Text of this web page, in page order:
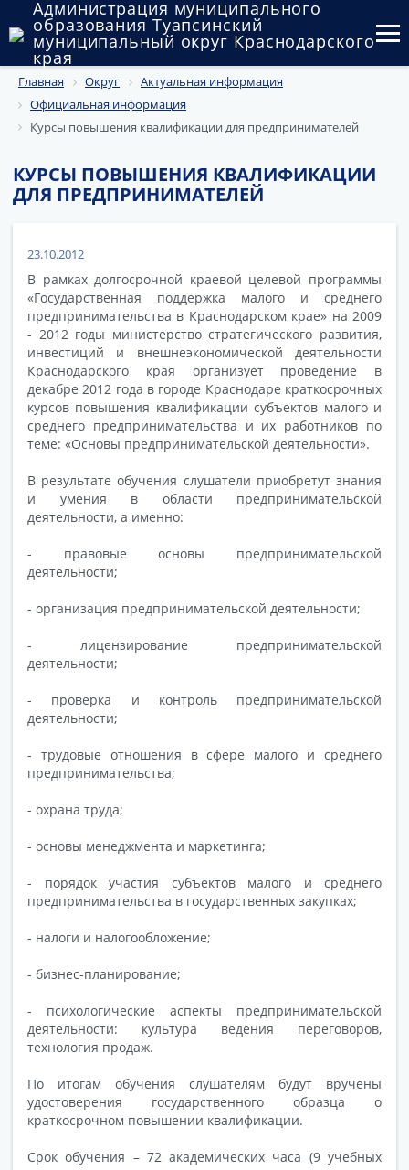
Администрация муниципального
образования Туапсинский
муниципальный округ Краснодарского
края
Округ
Администрация
Муниципальные закупки
Государственный и муниципальный контроль
Муниципальное имущество
Публичные слушания и общественные обсуждения
Документы
Главная Округ
Актуальная информация
Официальная информация
Курсы повышения квалификации для предпринимателей
КУРСЫ ПОВЫШЕНИЯ КВАЛИФИКАЦИИ
ДЛЯ ПРЕДПРИНИМАТЕЛЕЙ
23.10.2012
В рамках долгосрочной краевой целевой программы
«Государственная поддержка малого и среднего
предпринимательства в Краснодарском крае» на 2009
- 2012 годы министерство стратегического развития,
инвестиций и внешнеэкономической деятельности
Краснодарского края организует проведение в
декабре 2012 года в городе Краснодаре краткосрочных
курсов повышения квалификации субъектов малого и
среднего предпринимательства и их работников по
теме: «Основы предпринимательской деятельности».
В результате обучения слушатели приобретут знания
и умения в области предпринимательской
деятельности, а именно:
- правовые основы предпринимательской
деятельности;
- организация предпринимательской деятельности;
- лицензирование предпринимательской
деятельности;
- проверка и контроль предпринимательской
деятельности;
- трудовые отношения в сфере малого и среднего
предпринимательства;
- охрана труда;
- основы менеджмента и маркетинга;
- порядок участия субъектов малого и среднего
предпринимательства в государственных закупках;
- налоги и налогообложение;
- бизнес-планирование;
- психологические аспекты предпринимательской
деятельности: культура ведения переговоров,
технология продаж.
По итогам обучения слушателям будут вручены
удостоверения государственного образца о
краткосрочном повышении квалификации.
Срок обучения – 72 академических часа (9 учебных